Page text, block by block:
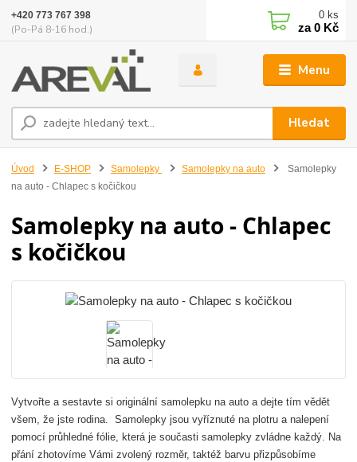
Menu
Hledat
+420 773 767 398
(Po-Pá 8-16 hod.)
0 ks
za0 Kč
Úvod E-SHOP Samolepky Samolepky na auto
Samolepky
na auto - Chlapec s kočičkou
Samolepky na auto - Chlapec
s kočičkou
Vytvořte a sestavte si originální samolepku na auto a dejte tím vědět
všem, že jste rodina. Samolepky jsou vyříznuté na plotru a nalepení
pomocí průhledné fólie, která je současti samolepky zvládne každý. Na
přání zhotovíme Vámi zvolený rozměr, taktéž barvu přizpůsobíme